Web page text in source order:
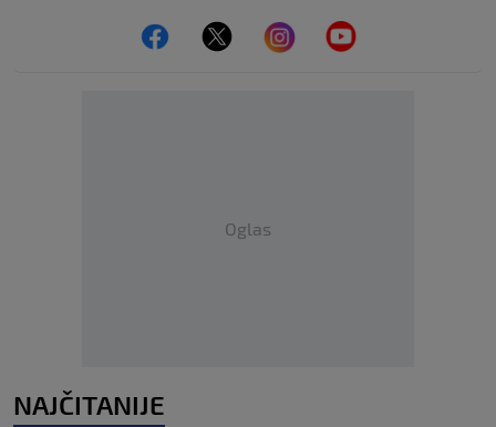
Oglas
NAJČITANIJE